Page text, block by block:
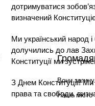
дотримуватися
визначений
Ми український народ
долучились до лав
Конституції ми
З Днем Конституції!
права та свободи,
Вони
Наше місто